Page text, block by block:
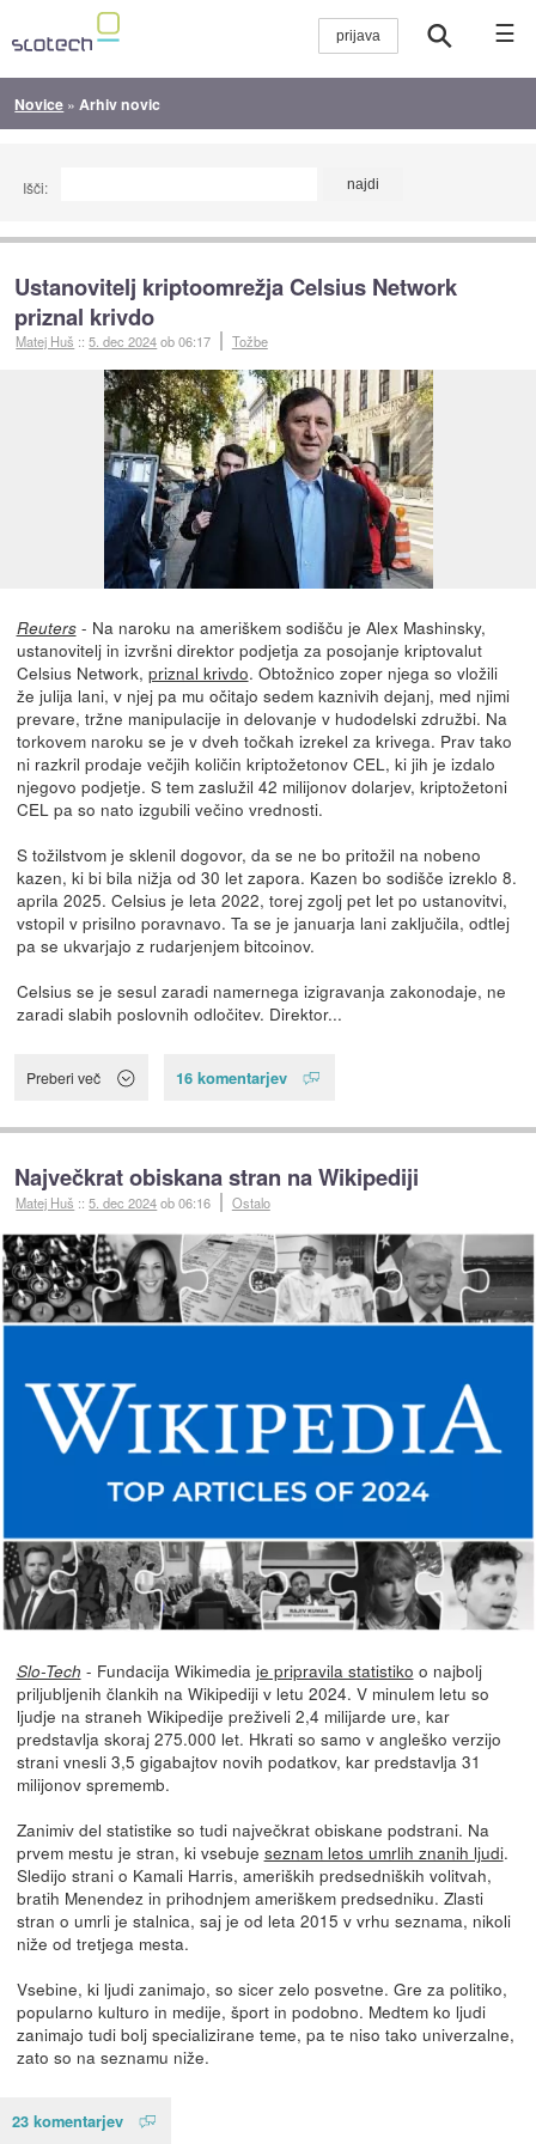
☰
Novice » Arhiv novic
Išči:
Ustanovitelj kriptoomrežja Celsius Network
priznal krivdo
Matej Huš ::5. dec 2024ob 06:17 Tožbe
Reuters- Na naroku na ameriškem sodišču je Alex Mashinsky,
ustanovitelj in izvršni direktor podjetja za posojanje kriptovalut
Celsius Network, priznal krivdo. Obtožnico zoper njega so vložili
že julija lani, v njej pa mu očitajo sedem kaznivih dejanj, med njimi
prevare, tržne manipulacije in delovanje v hudodelski združbi. Na
torkovem naroku se je v dveh točkah izrekel za krivega. Prav tako
ni razkril prodaje večjih količin kriptožetonov CEL, ki jih je izdalo
njegovo podjetje. S tem zaslužil 42 milijonov dolarjev, kriptožetoni
CEL pa so nato izgubili večino vrednosti.
S tožilstvom je sklenil dogovor, da se ne bo pritožil na nobeno
kazen, ki bi bila nižja od 30 let zapora. Kazen bo sodišče izreklo 8.
aprila 2025. Celsius je leta 2022, torej zgolj pet let po ustanovitvi,
vstopil v prisilno poravnavo. Ta se je januarja lani zaključila, odtlej
pa se ukvarjajo z rudarjenjem bitcoinov.
Celsius se je sesul zaradi namernega izigravanja zakonodaje, ne
zaradi slabih poslovnih odločitev. Direktor...
Preberi več 16 komentarjev
Največkrat obiskana stran na Wikipediji
Matej Huš ::5. dec 2024ob 06:16 Ostalo
Slo-Tech - Fundacija Wikimedia je pripravila statistiko o najbolj
priljubljenih člankih na Wikipediji v letu 2024. V minulem letu so
ljudje na straneh Wikipedije preživeli 2,4 milijarde ure, kar
predstavlja skoraj 275.000 let. Hkrati so samo v angleško verzijo
strani vnesli 3,5 gigabajtov novih podatkov, kar predstavlja 31
milijonov sprememb.
Zanimiv del statistike so tudi največkrat obiskane podstrani. Na
prvem mestu je stran, ki vsebuje seznam letos umrlih znanih ljudi.
Sledijo strani o Kamali Harris, ameriških predsedniških volitvah,
bratih Menendez in prihodnjem ameriškem predsedniku. Zlasti
stran o umrli je stalnica, saj je od leta 2015 v vrhu seznama, nikoli
niže od tretjega mesta.
Vsebine, ki ljudi zanimajo, so sicer zelo posvetne. Gre za politiko,
popularno kulturo in medije, šport in podobno. Medtem ko ljudi
zanimajo tudi bolj specializirane teme, pa te niso tako univerzalne,
zato so na seznamu niže.
23 komentarjev